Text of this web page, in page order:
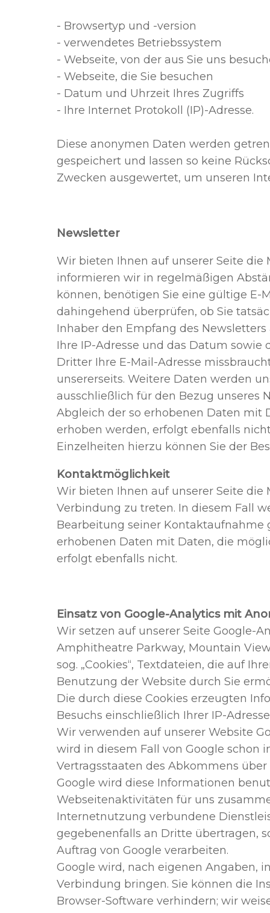
- Browsertyp und -version
- verwendetes Betriebssystem
- Webseite, von der aus Sie uns
- Webseite, die Sie besuchen
- Datum und Uhrzeit Ihres Zugriffs
- Ihre Internet Protokoll (IP)-Adresse.
Diese anonymen Daten werden
gespeichert und lassen so keine
Zwecken ausgewertet, um unseren
Newsletter
Wir bieten Ihnen auf unserer Seite
informieren wir in regelmäßigen
können, benötigen Sie eine gültige E-
dahingehend überprüfen, ob Sie
Inhaber den Empfang des
Ihre IP-Adresse und das Datum
Dritter Ihre E-Mail-Adresse
unsererseits. Weitere Daten werden
ausschließlich für den Bezug unseres
Abgleich der so erhobenen Daten mit
erhoben werden, erfolgt ebenfalls
Einzelheiten hierzu können Sie der
Kontaktmöglichkeit
Wir bieten Ihnen auf unserer Seite
Verbindung zu treten. In diesem Fall
Bearbeitung seiner Kontaktaufnahme
erhobenen Daten mit Daten, die
erfolgt ebenfalls nicht.
Einsatz von Google-Analytics mit
Wir setzen auf unserer Seite Google-
Amphitheatre Parkway, Mountain
sog. „Cookies“, Textdateien, die auf
Benutzung der Website durch Sie
Die durch diese Cookies erzeugten
Besuchs einschließlich Ihrer IP-
Wir verwenden auf unserer Website
wird in diesem Fall von Google schon
Vertragsstaaten des Abkommens
Google wird diese Informationen
Webseitenaktivitäten für uns
Internetnutzung verbundene
gegebenenfalls an Dritte übertragen,
Auftrag von Google verarbeiten.
Google wird, nach eigenen Angaben,
Verbindung bringen. Sie können die
Browser-Software verhindern; wir